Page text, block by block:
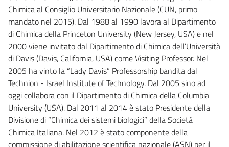
Chimica al Consiglio Universitario Nazionale (CUN, primo
mandato nel 2015). Dal 1988 al 1990 lavora al Dipartimento
di Chimica della Princeton University (New Jersey, USA) e nel
2000 viene invitato dal Dipartimento di Chimica dell’Università
di Davis (Davis, California, USA) come Visiting Professor. Nel
2005 ha vinto la “Lady Davis” Professorship bandita dal
Technion - Israel Institute of Technology. Dal 2005 sino ad
oggi collabora con il Dipartimento di Chimica della Columbia
University (USA). Dal 2011 al 2014 è stato Presidente della
Divisione di “Chimica dei sistemi biologici” della Società
Chimica Italiana. Nel 2012 è stato componente della
commissione di abilitazione scientifica nazionale (ASN) per il